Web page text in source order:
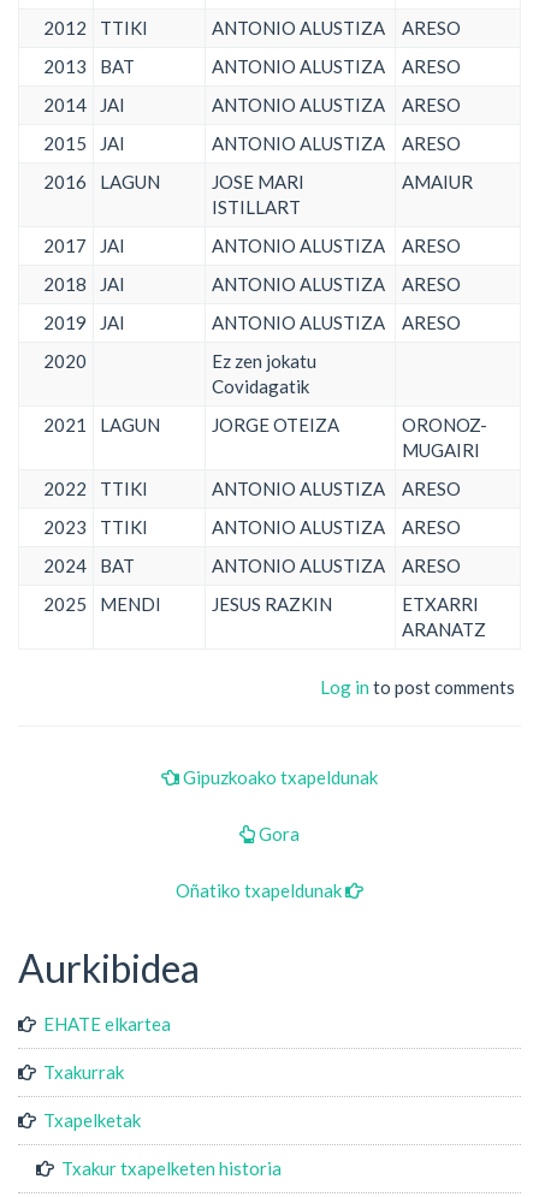
2012 TTIKI ANTONIO ALUSTIZA
ARESO
2013
BAT ANTONIO ALUSTIZA
ARESO
2014
JAI ANTONIO ALUSTIZA
ARESO
2015
JAI ANTONIO ALUSTIZA
ARESO
2016
LAGUN
JOSE MARI
ISTILLART
AMAIUR
2017 JAI ANTONIO ALUSTIZA
ARESO
2018
JAI ANTONIO ALUSTIZA
ARESO
2019
JAI ANTONIO ALUSTIZA
ARESO
2020
Ez zen jokatu
Covidagatik
2021
LAGUN JORGE OTEIZA
ORONOZ-
MUGAIRI
2022
TTIKI ANTONIO ALUSTIZA
ARESO
2023
TTIKI ANTONIO ALUSTIZA
ARESO
2024
BAT ANTONIO ALUSTIZA
ARESO
2025
MENDI JESUS RAZKIN
ETXARRI
ARANATZ
Log in to post comments
Gipuzkoako txapeldunak
Gora
Oñatiko txapeldunak
Aurkibidea
EHATE elkartea
Txakurrak
Txapelketak
Txakur txapelketen historia